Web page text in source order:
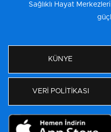
Sağlıklı Hayat
KÜNYE
VERİ POLİTİKASI